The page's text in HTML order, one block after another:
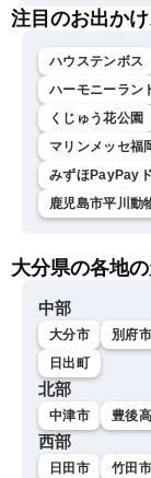
注目のお出かけ
ハウステンボス
ハーモニーラン
くじゅう花公園
マリンメッセ福
みずほPayPay
鹿児島市平川動
大分県の各地
中部
大分市 別府市
日出町
北部
中津市 豊後
西部
日田市 竹田市